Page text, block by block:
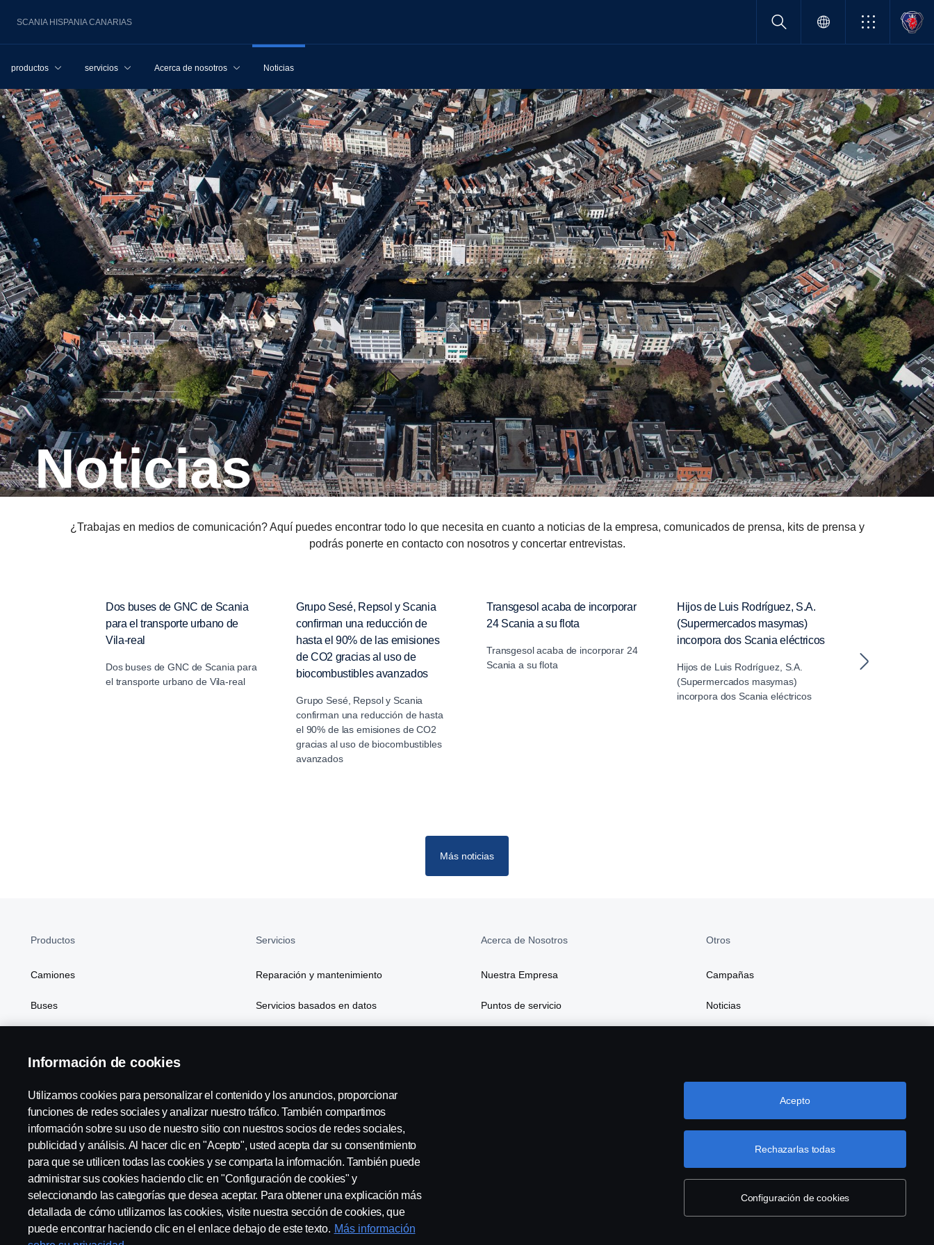
SCANIA HISPANIA CANARIAS
productos servicios Acerca de nosotros Noticias
Noticias
¿Trabajas en medios de comunicación? Aquí puedes encontrar todo lo que necesita en cuanto a noticias de la empresa, comunicados de prensa, kits de prensa y
podrás ponerte en contacto con nosotros y concertar entrevistas.
Dos buses de GNC de Scania
para el transporte urbano de
Vila-real
Dos buses de GNC de Scania para
el transporte urbano de Vila-real
Grupo Sesé, Repsol y Scania
confirman una reducción de
hasta el 90% de las emisiones
de CO2 gracias al uso de
biocombustibles avanzados
Grupo Sesé, Repsol y Scania
confirman una reducción de hasta
el 90% de las emisiones de CO2
gracias al uso de biocombustibles
avanzados
Transgesol acaba de incorporar
24 Scania a su flota
Transgesol acaba de incorporar 24
Scania a su flota
Hijos de Luis Rodríguez, S.A.
(Supermercados masymas)
incorpora dos Scania eléctricos
Hijos de Luis Rodríguez, S.A.
(Supermercados masymas)
incorpora dos Scania eléctricos
útil de los
Más noticias
Productos
Camiones
Buses
Atributos
Servicios
Reparación y mantenimiento
Servicios basados en datos
Acerca de Nosotros
Nuestra Empresa
Puntos de servicio
Otros
Campañas
Noticias
Scania in Your Region: Scania Hispania Canarias
Aviso Legal Declaración de Privacidad Contacta con nosotros Whistleblowing
Información de cookies
Utilizamos cookies para personalizar el contenido y los anuncios, proporcionar
funciones de redes sociales y analizar nuestro tráfico. También compartimos
información sobre su uso de nuestro sitio con nuestros socios de redes sociales,
publicidad y análisis. Al hacer clic en "Acepto", usted acepta dar su consentimiento
para que se utilicen todas las cookies y se comparta la información. También puede
administrar sus cookies haciendo clic en "Configuración de cookies" y
seleccionando las categorías que desea aceptar. Para obtener una explicación más
detallada de cómo utilizamos las cookies, visite nuestra sección de cookies, que
puede encontrar haciendo clic en el enlace debajo de este texto. Más información
Configuración de cookies
Rechazarlas todas
Acepto